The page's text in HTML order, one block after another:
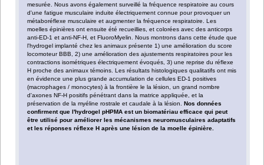
mesurée. Nous avons également surveillé la fréquence respiratoire au cours
d'une fatigue musculaire induite électriquement connue pour provoquer un
métaboréflexe musculaire et augmenter la fréquence respiratoire. Les
moelles épinières ont ensuite été recueillies, et colorées avec des anticorps
anti-ED-1 et anti-NF-H, et FluoroMyelin. Nous montrons dans cette étude que
l'hydrogel implanté chez les animaux présente 1) une amélioration du score
locomoteur BBB, 2) une amélioration des ajustements respiratoires pour les
contractions isométriques électriquement évoqués, 3) une reprise du réflexe
H proche des animaux témoins. Les résultats histologiques qualitatifs ont mis
en évidence une plus grande accumulation de cellules ED-1 positives
(macrophages / monocytes) à la frontière le la lésion, un grand nombre
d'axones NF-H positifs pénétrant dans la matrice appliquée, et la
préservation de la myéline rostrale et caudale à la lésion.Nos données
confirment que l'hydrogel pHPMA est un biomatériau efficace qui peut
être utilisé pour améliorer les mécanismes neuromusculaires adaptatifs
et les réponses réflexe H après une lésion de la moelle épinière.